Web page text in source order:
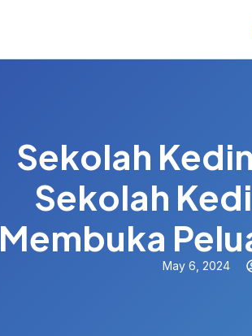
Sekolah
Sekolah
Membuka
May 6, 2024